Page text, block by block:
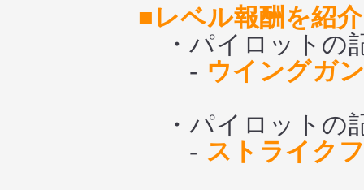
■レベル報酬を紹介
・パイロットの
- ウイングガ
・パイロットの
- ストライク